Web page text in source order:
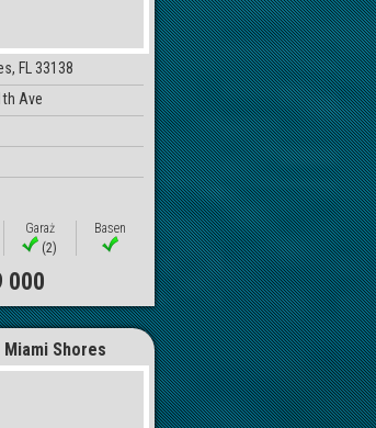
FL 33138
Ave
Garaż
(2)
Basen
000
Miami Shores